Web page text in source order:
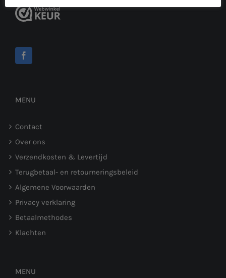
MENU
Contact
Over ons
Verzendkosten & Levertijd
Terugbetaal- en retourneringsbeleid
Algemene Voorwaarden
Privacy verklaring
Betaalmethodes
Klachten
MENU